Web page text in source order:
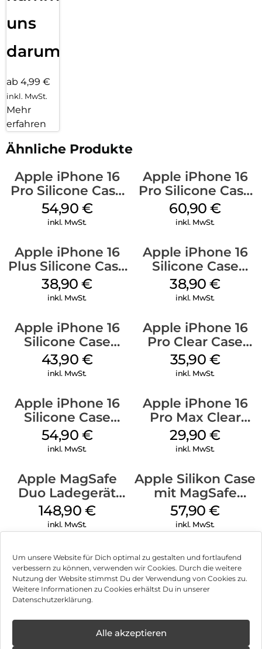
Um unsere Website für Dich optimal zu gestalten und fortlaufend
verbessern zu können, verwenden wir Cookies. Durch die weitere
Nutzung der Website stimmst Du der Verwendung von Cookies zu.
Weitere Informationen zu Cookies erhältst Du in unserer
Datenschutzerklärung.
Alle akzeptieren
uns
darum!
ab 4,99 €
inkl. MwSt.
Mehr
erfahren
Ähnliche Produkte
Apple iPhone 16
Pro Silicone Case
MagSafe Black
54,90 €
inkl. MwSt.
Apple iPhone 16
Pro Silicone Case
MagSafe Stone
Gray
60,90€
inkl. MwSt.
Apple iPhone 16
Plus Silicone Case
MagSafe Denim
38,90€
inkl. MwSt.
Apple iPhone 16
Silicone Case
MagSafe
Ultramarine
38,90€
inkl. MwSt.
Apple iPhone 16
Silicone Case
MagSafe Plum
43,90 €
inkl. MwSt.
Apple iPhone 16
Pro Clear Case
MagSafe
Transparent
35,90 €
inkl. MwSt.
Apple iPhone 16
Silicone Case
MagSafe Lake
Green
54,90 €
inkl. MwSt.
Apple iPhone 16
Pro Max Clear
Case MagSafe
Transparent
29,90€
inkl. MwSt.
Apple MagSafe
Duo Ladegerät
Weiß
148,90 €
inkl. MwSt.
Apple Silikon Case
mit MagSafe
iPhone 14 Pro
(PRODUCT)RED
57,90€
inkl. MwSt.
Impressum